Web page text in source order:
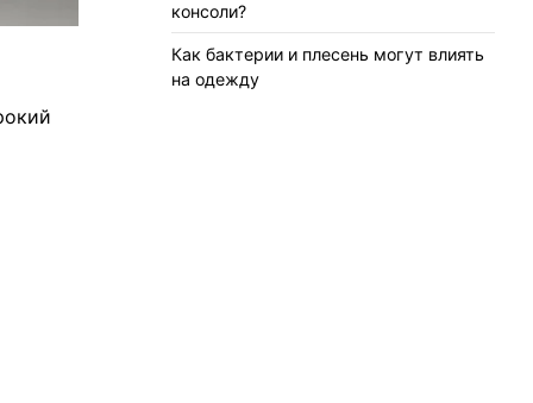
консоли?
Как бактерии и плесень могут влиять
на одежду